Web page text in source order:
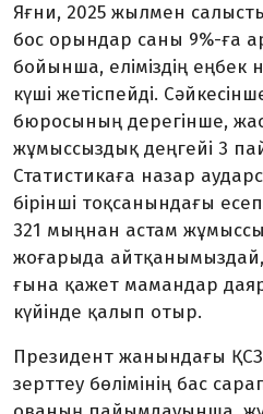
Яғни, 2025 жылмен
бос орындар саны 9%-ға
бойынша, еліміздің
күші жетіспейді.
бюросының дерегін­ше,
жұмыс­сыз­дық деңгейі 3
Статистикаға назар
бірінші тоқсанын­дағы
321 мыңнан астам
жоғарыда
ғына қажет мамандар
күйінде қалып отыр.
Президент жанындағы
зерттеу бөлімі­нің бас